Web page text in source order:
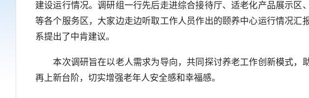
建设运行情况。调研组一行先后走进综合接待厅、适老化产品展示
等各个服务区，大家边走边听取工作人员作出的颐养中心运行情况
系提出了中肯建议。
本次调研旨在以老人需求为导向，共同探讨养老工作创新模式，
再上新台阶，切实增强老年人安全感和幸福感。